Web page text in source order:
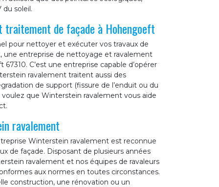
soleil.
de façade à Hohengoeft
pour nettoyer et exécuter vos travaux de
une entreprise de nettoyage et ravalement
C’est une entreprise capable d’opérer
ravalement traitent aussi des
de support (fissure de l’enduit ou du
que Winterstein ravalement vous aide
ravalement
Winterstein ravalement est reconnue
de façade. Disposant de plusieurs années
ravalement et nos équipes de ravaleurs
aux normes en toutes circonstances.
construction, une rénovation ou un